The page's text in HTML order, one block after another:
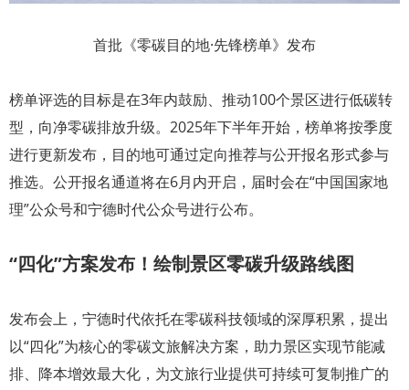
首批《零碳目的地·先锋榜单》发布
榜单评选的目标是在3年内鼓励、推动100个景区进行低碳转
型，向净零碳排放升级。2025年下半年开始，榜单将按季度
进行更新发布，目的地可通过定向推荐与公开报名形式参与
推选。公开报名通道将在6月内开启，届时会在“中国国家地
理”公众号和宁德时代公众号进行公布。
“四化”方案发布！绘制景区零碳升级路线图
发布会上，宁德时代依托在零碳科技领域的深厚积累，提出
以“四化”为核心的零碳文旅解决方案，助力景区实现节能减
排、降本增效最大化，为文旅行业提供可持续可复制推广的